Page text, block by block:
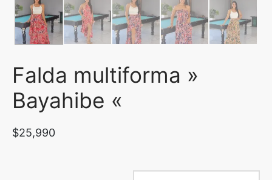
Falda multiforma »
Bayahibe «
$25,990